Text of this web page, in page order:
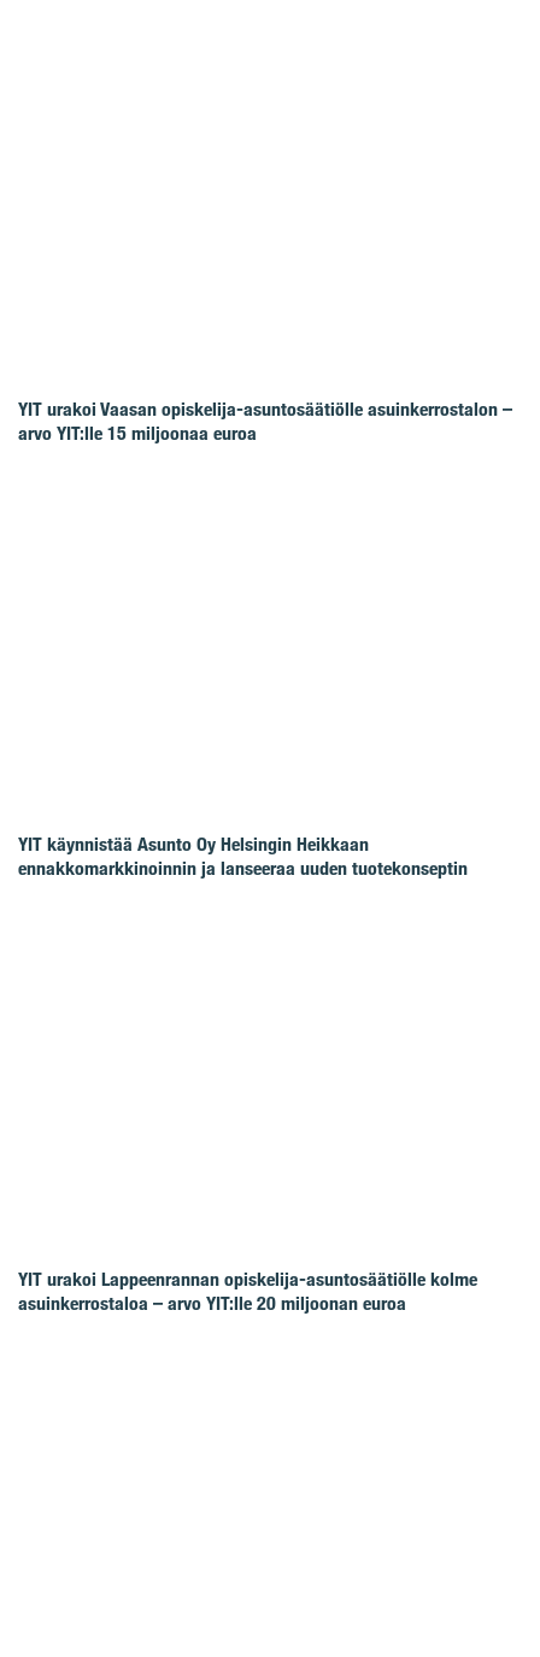
YIT urakoi Vaasan opiskelija-asuntosäätiölle asuinkerrostalon –
arvo YIT:lle 15 miljoonaa euroa
YIT käynnistää Asunto Oy Helsingin Heikkaan
ennakkomarkkinoinnin ja lanseeraa uuden tuotekonseptin
YIT urakoi Lappeenrannan opiskelija-asuntosäätiölle kolme
asuinkerrostaloa – arvo YIT:lle 20 miljoonan euroa